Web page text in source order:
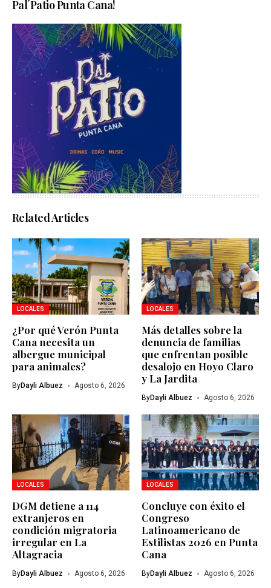
Pal´Patio Punta Cana!
Related Articles
LOCALES
¿Por qué Verón Punta
Cana necesita un
albergue municipal
para animales?
ByDayli Albuez Agosto 6, 2026
LOCALES
Más detalles sobre la
denuncia de familias
que enfrentan posible
desalojo en Hoyo Claro
y La Jardita
ByDayli Albuez Agosto 6, 2026
LOCALES
DGM detiene a 114
extranjeros en
condición migratoria
irregular en La
Altagracia
ByDayli Albuez Agosto 6, 2026
LOCALES
Concluye con éxito el
Congreso
Latinoamericano de
Estilistas 2026 en Punta
Cana
ByDayli Albuez Agosto 6, 2026